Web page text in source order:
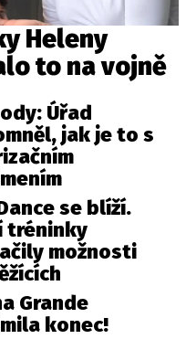
Heleny
to na vojně
Úřad
jak je to s
se blíží.
tréninky
možnosti
Grande
konec!